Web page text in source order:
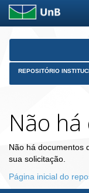
Skip
REPOSITÓRIO
Não
Não há documentos
sua solicitação.
Página inicial do